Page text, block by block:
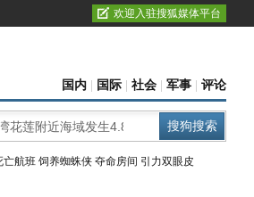
欢迎入驻搜狐媒体平台
国内 国际 社会 军事 评论
亡航班 饲养蜘蛛侠 夺命房间 引力双眼皮